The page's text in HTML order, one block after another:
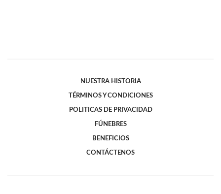
NUESTRA HISTORIA
TÉRMINOS Y CONDICIONES
POLITICAS DE PRIVACIDAD
FÚNEBRES
BENEFICIOS
CONTÁCTENOS